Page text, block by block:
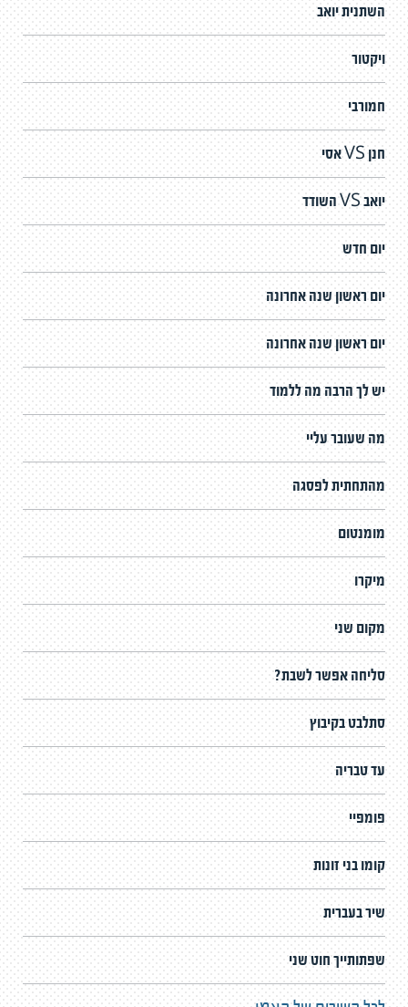
השתנית יואב
ויקטור
חמורבי
חנן VS אסי
יואב VS השודד
יום חדש
יום ראשון שנה אחרונה
יום ראשון שנה אחרונה
יש לך הרבה מה ללמוד
מה שעובר עליי
מהתחתית לפסגה
מומנטום
מיקרו
מקום שני
סליחה אפשר לשבת?
סתלבט בקיבוץ
עד טבריה
פומפיי
קומו בני זונות
שיר בעברית
שפתותייך חוט שני